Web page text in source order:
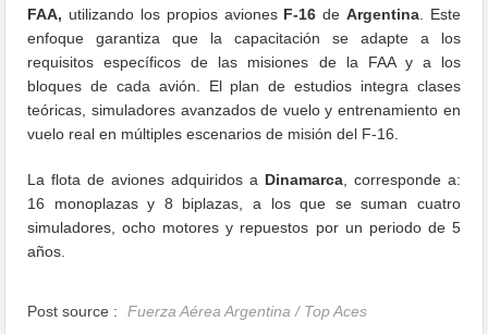
FAA, utilizando los propios avionesF-16 de Argentina. Este
enfoque garantiza que la capacitación se adapte a los
requisitos específicos de las misiones de la FAA y a los
bloques de cada avión. El plan de estudios integra clases
teóricas, simuladores avanzados de vuelo y entrenamiento en
vuelo real en múltiples escenarios de misión del F-16.
La flota de aviones adquiridos a Dinamarca, corresponde a:
16 monoplazas y 8 biplazas, a los que se suman cuatro
simuladores, ocho motores y repuestos por un periodo de 5
años.
Post source : Fuerza Aérea Argentina / Top Aces